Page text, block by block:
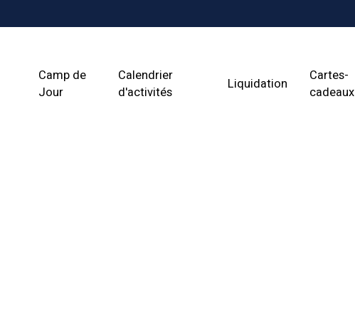
Camp de
Jour
Calendrier
d'activités
Liquidation
Cartes-
cadeaux